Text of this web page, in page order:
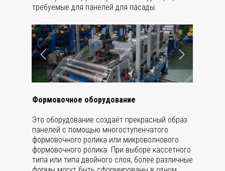
требуемые для панелей для пасады.
Формовочное оборудование
Это оборудование создаёт прекрасный образ
панелей с помощью многоступенчатого
формовочного ролика или микроволнового
формовочного ролика. При выборе кассетного
типа или типа двойного слоя, более различные